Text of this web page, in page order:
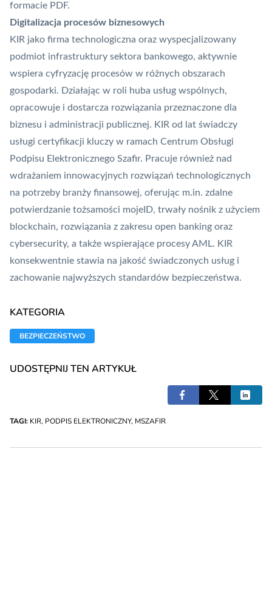
formacie PDF.
Digitalizacja procesów biznesowych
KIR jako firma technologiczna oraz wyspecjalizowany
podmiot infrastruktury sektora bankowego, aktywnie
wspiera cyfryzację procesów w różnych obszarach
gospodarki. Działając w roli huba usług wspólnych,
opracowuje i dostarcza rozwiązania przeznaczone dla
biznesu i administracji publicznej. KIR od lat świadczy
usługi certyfikacji kluczy w ramach Centrum Obsługi
Podpisu Elektronicznego Szafir. Pracuje również nad
wdrażaniem innowacyjnych rozwiązań technologicznych
na potrzeby branży finansowej, oferując m.in. zdalne
potwierdzanie tożsamości mojeID, trwały nośnik z użyciem
blockchain, rozwiązania z zakresu open banking oraz
cybersecurity, a także wspierające procesy AML. KIR
konsekwentnie stawia na jakość świadczonych usług i
zachowanie najwyższych standardów bezpieczeństwa.
KATEGORIA
BEZPIECZEŃSTWO
UDOSTĘPNIJ TEN ARTYKUŁ
TAGI: KIR, PODPIS ELEKTRONICZNY, MSZAFIR